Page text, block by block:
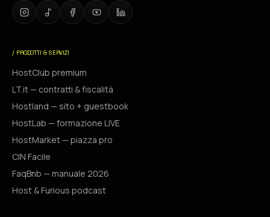
/ PRODOTTI & SERVIZI
HostClub premium
LT.it — contratti & fiscalità
Hostland — sito + guestbook
HostLab — formazione LIVE
HostMarket — piazza pro
CIN Facile
FaqBnb — manuale 2026
Host & Furious podcast